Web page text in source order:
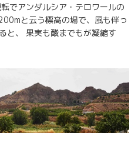
でアンダルシア・テロワールの
と云う標高の場で、風も伴っ
と、 果実も酸までもが凝縮す
た酸の一部が理解できた。 ラモ
とともに送り届けたい。